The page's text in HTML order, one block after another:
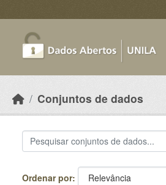
Conjuntos de dados
Ordenar por